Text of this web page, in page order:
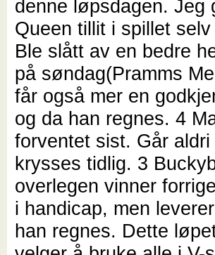
denne løpsdagen. Jeg
Queen tillit i spillet
Ble slått av en bedre
på søndag(Pramms
får også mer en
og da han regnes. 4
forventet sist. Går
krysses tidlig. 3
overlegen vinner
i handicap, men
han regnes. Dette